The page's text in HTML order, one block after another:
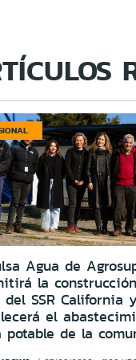
Agua de
la
del SSR California
el
potable de la